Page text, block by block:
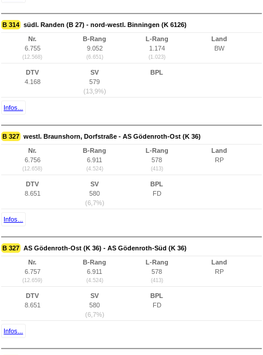
B 314 südl. Randen (B 27) - nord-westl. Binningen (K 6126)
Nr.
6.755
(12.568)
B-Rang
9.052
(6.651)
L-Rang
1.174
(1.023)
Land
BW
DTV
4.168
SV
579
(13,9%)
BPL
Infos...
B 327 westl. Braunshorn, Dorfstraße - AS Gödenroth-Ost (K 36)
Nr.
6.756
(12.658)
B-Rang
6.911
(4.524)
L-Rang
578
(413)
Land
RP
DTV
8.651
SV
580
(6,7%)
BPL
FD
Infos...
B 327 AS Gödenroth-Ost (K 36) - AS Gödenroth-Süd (K 36)
Nr.
6.757
(12.659)
B-Rang
6.911
(4.524)
L-Rang
578
(413)
Land
RP
DTV
8.651
SV
580
(6,7%)
BPL
FD
Infos...